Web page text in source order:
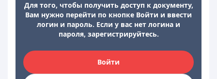
Для того, чтобы получить доступ к документу,
Вам нужно перейти по кнопке Войти и ввести
логин и пароль. Если у вас нет логина и
пароля, зарегистрируйтесь.
Войти